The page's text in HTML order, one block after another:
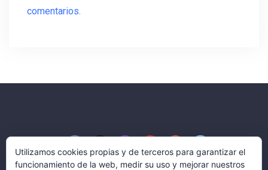
comentarios.
Utilizamos cookies propias y de terceros para garantizar el
funcionamiento de la web, medir su uso y mejorar nuestros